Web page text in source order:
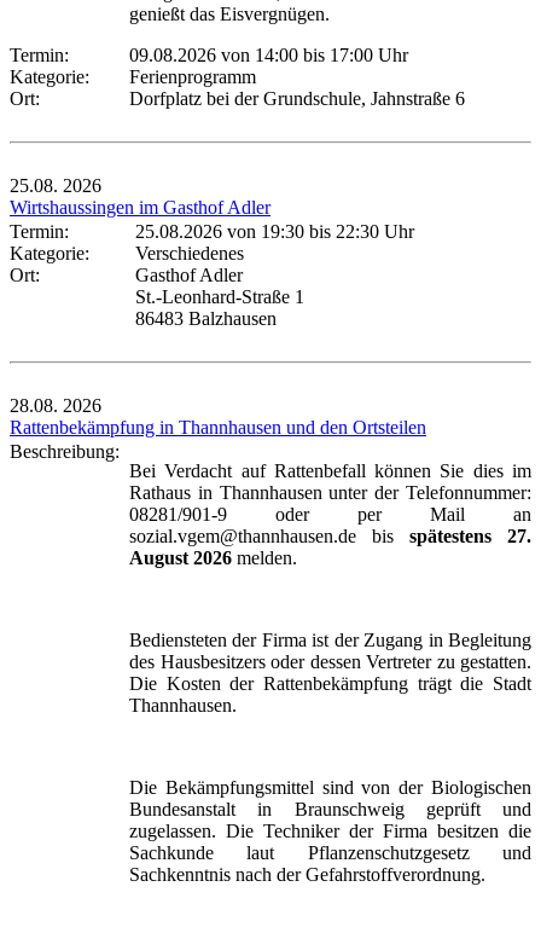
genießt das Eisvergnügen.
Termin:
09.08.2026 von 14:00 bis 17:00 Uhr
Kategorie:
Ferienprogramm
Ort:
Dorfplatz bei der Grundschule, Jahnstraße 6
25.08. 2026
Wirtshaussingen im Gasthof Adler
Termin:
25.08.2026 von 19:30 bis 22:30 Uhr
Kategorie:
Verschiedenes
Ort:
Gasthof Adler
St.-Leonhard-Straße 1
86483 Balzhausen
28.08. 2026
Rattenbekämpfung in Thannhausen und den Ortsteilen
Beschreibung:
Bei Verdacht auf Rattenbefall können Sie dies im
Rathaus in Thannhausen unter der Telefonnummer:
08281/901-9 oder per Mail an
sozial.vgem@thannhausen.de bis spätestens 27.
August 2026 melden.
Bediensteten der Firma ist der Zugang in Begleitung
des Hausbesitzers oder dessen Vertreter zu gestatten.
Die Kosten der Rattenbekämpfung trägt die Stadt
Thannhausen.
Die Bekämpfungsmittel sind von der Biologischen
Bundesanstalt in Braunschweig geprüft und
zugelassen. Die Techniker der Firma besitzen die
Sachkunde laut Pflanzenschutzgesetz und
Sachkenntnis nach der Gefahrstoffverordnung.